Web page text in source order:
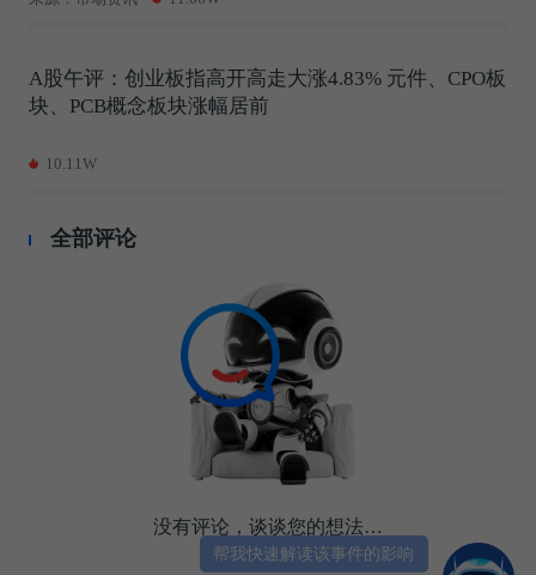
A股午评：创业板指高开高走大涨4.83% 元件、CPO板
块、PCB概念板块涨幅居前
10.11W
全部评论
没有评论，谈谈您的想法…
帮我快速解读该事件的影响